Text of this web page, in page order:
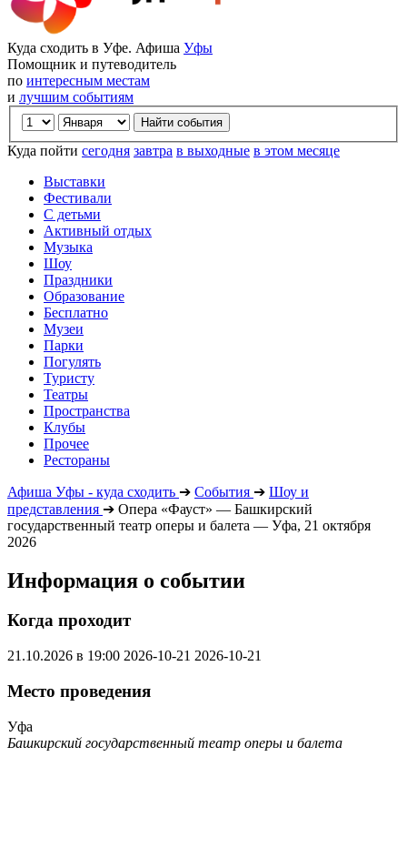
Куда сходить в Уфе. Афиша Уфы
Помощник и путеводитель
по интересным местам
и лучшим событиям
Куда пойти сегодня завтра в выходные в этом месяце
Выставки
Фестивали
С детьми
Активный отдых
Музыка
Шоу
Праздники
Образование
Бесплатно
Музеи
Парки
Погулять
Туристу
Театры
Пространства
Клубы
Прочее
Рестораны
Афиша Уфы - куда сходить ➔ События ➔ Шоу и
представления ➔ Опера «Фауст» — Башкирский
государственный театр оперы и балета — Уфа, 21 октября
2026
Информация о событии
Когда проходит
21.10.2026 в 19:00 2026-10-21 2026-10-21
Место проведения
Уфа
Башкирский государственный театр оперы и балета